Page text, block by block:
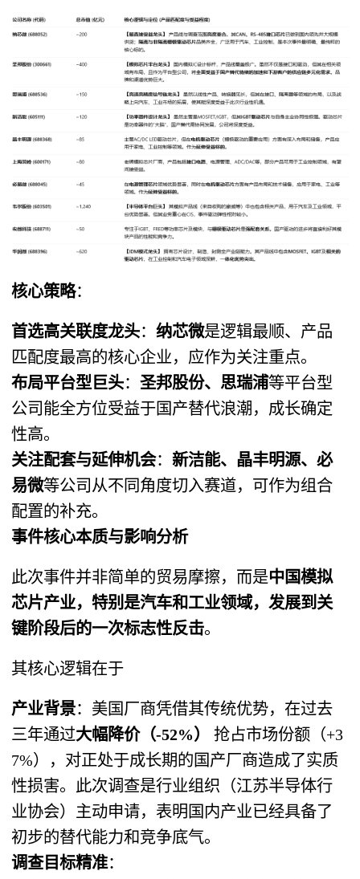
核心策略​：
首选高关联度龙头​：​纳芯微是逻辑最顺、产品
匹配度最高的核心企业，应作为关注重点。
布局平台型巨头​：​圣邦股份、思瑞浦等平台型
公司能全方位受益于国产替代浪潮，成长确定
性高。
关注配套与延伸机会​：​新洁能、晶丰明源、必
易微等公司从不同角度切入赛道，可作为组合
配置的补充。
事件核心本质与影响分析
此次事件并非简单的贸易摩擦，而是中国模拟
芯片产业，特别是汽车和工业领域，发展到关
键阶段后的一次标志性反击。
其核心逻辑在于
产业背景​：美国厂商凭借其传统优势，在过去
三年通过大幅降价（-52%）​
​ 抢占市场份额（+3
7%），对正处于成长期的国产厂商造成了实质
性损害。此次调查是行业组织（江苏半导体行
业协会）主动申请，表明国内产业已经具备了
初步的替代能力和竞争底气。
调查目标精准​：